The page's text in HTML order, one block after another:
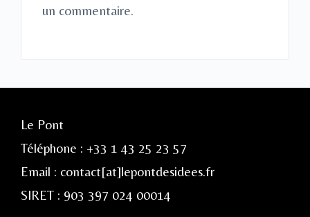
un commentaire.
Le Pont
Téléphone : +33 1 43 25 23 57
Email : contact[at]lepontdesidees.fr
SIRET : 903 397 024 00014